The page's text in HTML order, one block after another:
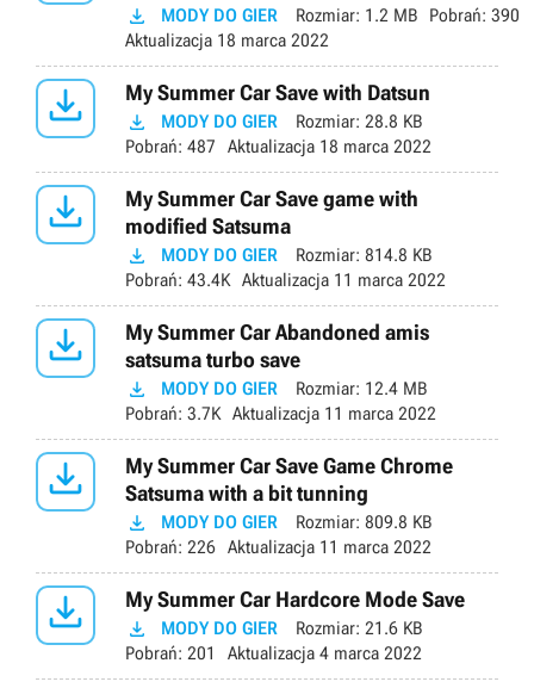
 MODY DO GIER Rozmiar: 1.2 MB Pobrań: 390
Aktualizacja 18 marca 2022
 My Summer Car Save with Datsun
 MODY DO GIER Rozmiar: 28.8 KB
Pobrań: 487 Aktualizacja 18 marca 2022

My Summer Car Save game with
modified Satsuma
 MODY DO GIER Rozmiar: 814.8 KB
Pobrań: 43.4K Aktualizacja 11 marca 2022

My Summer Car Abandoned amis
satsuma turbo save
 MODY DO GIER Rozmiar: 12.4 MB
Pobrań: 3.7K Aktualizacja 11 marca 2022

My Summer Car Save Game Chrome
Satsuma with a bit tunning
 MODY DO GIER Rozmiar: 809.8 KB
Pobrań: 226 Aktualizacja 11 marca 2022
 My Summer Car Hardcore Mode Save
 MODY DO GIER Rozmiar: 21.6 KB
Pobrań: 201 Aktualizacja 4 marca 2022